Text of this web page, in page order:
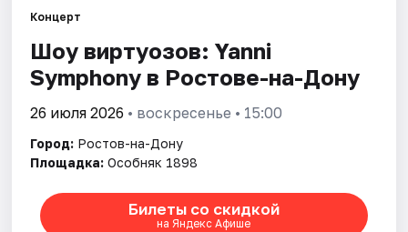
Города
Площадки
Рейтинги
Концерт
Шоу виртуозов: Yanni
Symphony в Ростове-на-Дону
26 июля 2026 • воскресенье • 15:00
Город: Ростов-на-Дону
Площадка: Особняк 1898
Билеты со скидкой
на Яндекс Афише